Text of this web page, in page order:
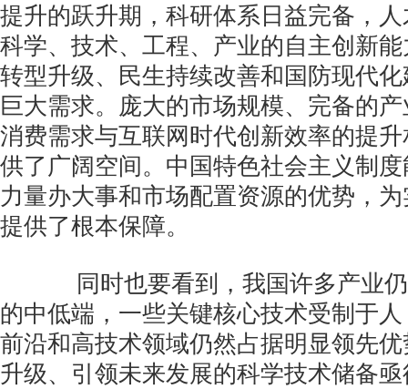
提升的跃升期，科研体系日益完备，
科学、技术、工程、产业的自主创新
转型升级、民生持续改善和国防现代
巨大需求。庞大的市场规模、完备的
消费需求与互联网时代创新效率的提
供了广阔空间。中国特色社会主义制
力量办大事和市场配置资源的优势，
提供了根本保障。
同时也要看到，我国许多产业仍
的中低端，一些关键核心技术受制于
前沿和高技术领域仍然占据明显领先
升级、引领未来发展的科学技术储备